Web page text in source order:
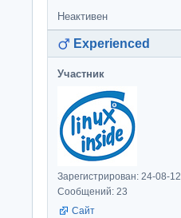
Неактивен
Experienced
Участник
Зарегистрирован: 24-08-12
Сообщений: 23
Сайт